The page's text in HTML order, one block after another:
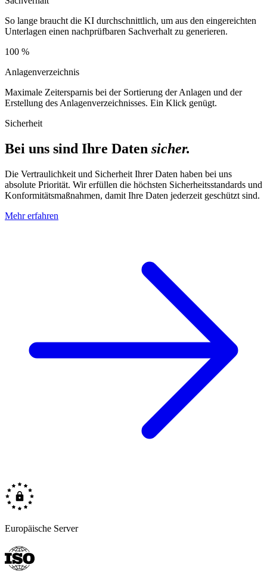
So lange braucht die KI durchschnittlich, um aus den eingereichten
Unterlagen einen nachprüfbaren Sachverhalt zu generieren.
100 %
Anlagenverzeichnis
Maximale Zeitersparnis bei der Sortierung der Anlagen und der
Erstellung des Anlagenverzeichnisses. Ein Klick genügt.
Sicherheit
Bei uns sind Ihre Daten sicher.
Die Vertraulichkeit und Sicherheit Ihrer Daten haben bei uns
absolute Priorität. Wir erfüllen die höchsten Sicherheitsstandards und
Konformitätsmaßnahmen, damit Ihre Daten jederzeit geschützt sind.
Mehr erfahren
Europäische Server